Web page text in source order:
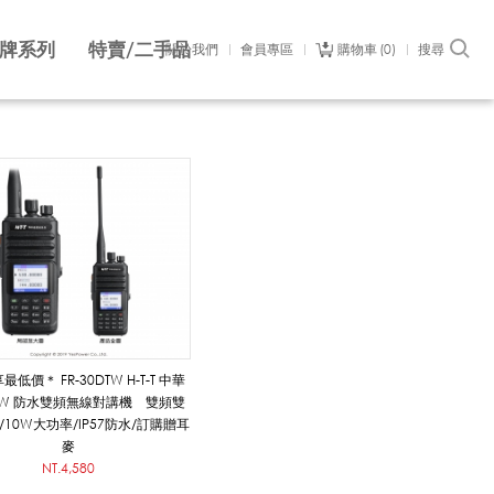
關於我們 會員專區 購物車 0 搜尋
系列 特賣/二手品
最低價＊ FR-30DTW H-T-T 中華
防水雙頻無線對講機 雙頻雙
10W大功率/IP57防水/訂購贈耳
麥
NT.4,580